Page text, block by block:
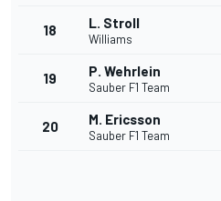
18 L. Stroll
Williams
19 P. Wehrlein
Sauber F1 Team
20 M. Ericsson
Sauber F1 Team